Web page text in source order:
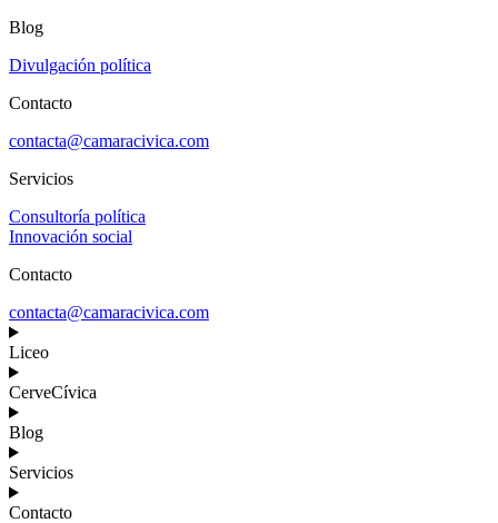
Blog
Divulgación política
Contacto
contacta@camaracivica.com
Servicios
Consultoría política
Innovación social
Contacto
contacta@camaracivica.com
Liceo
CerveCívica
Blog
Servicios
Contacto